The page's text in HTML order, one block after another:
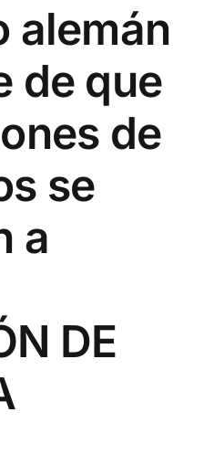
alemán
de que
de
se
a
DE